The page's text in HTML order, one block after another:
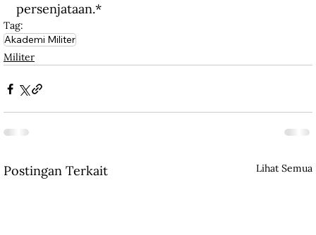
persenjataan.*
Tag:
Akademi Militer
Militer
Postingan Terkait Lihat Semua